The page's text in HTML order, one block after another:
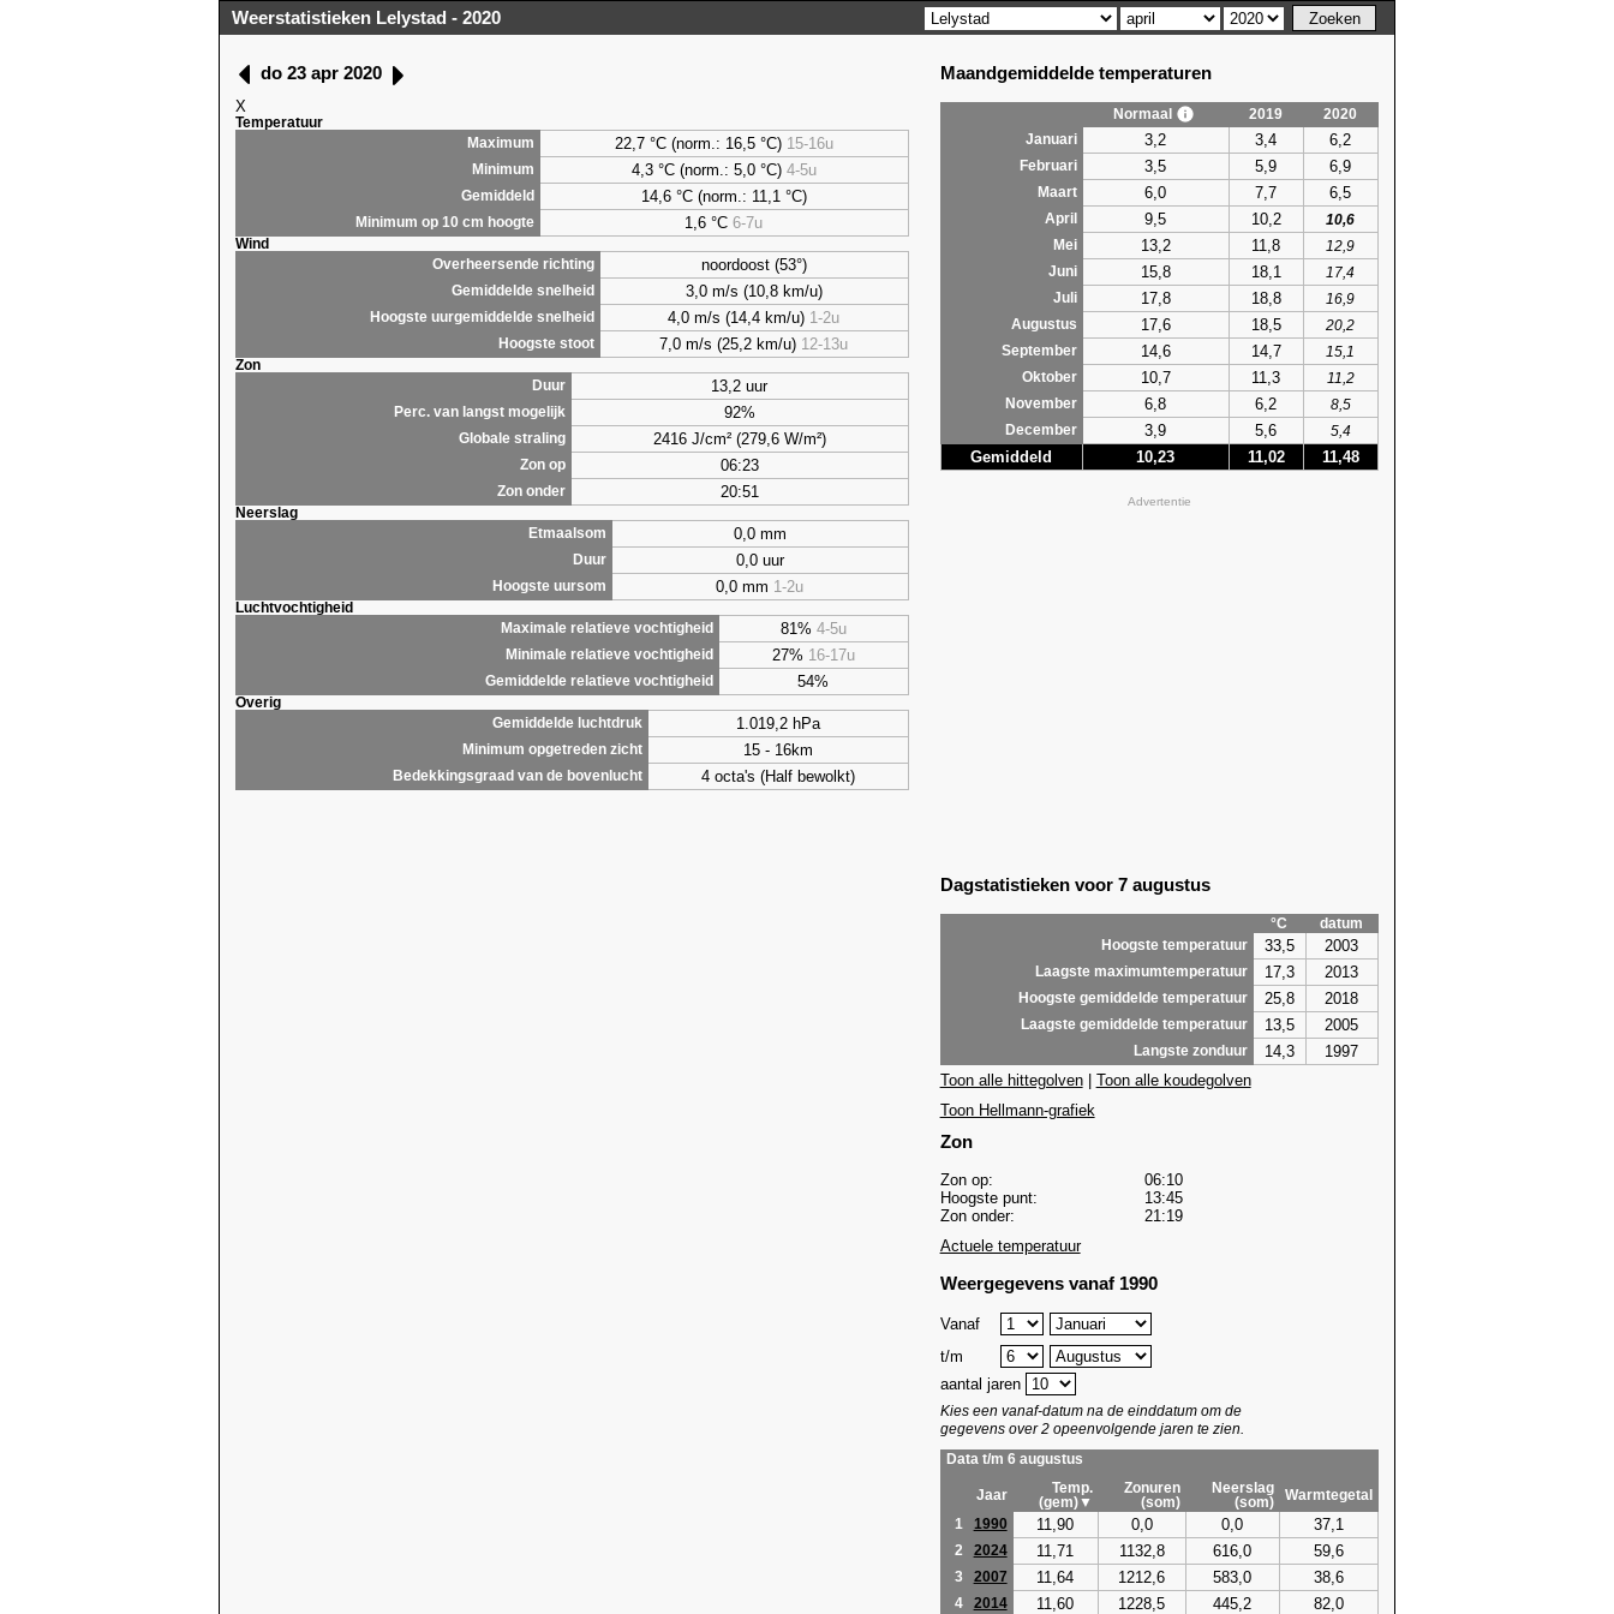
Weerstatistieken Lelystad - 2020
do 23 apr 2020
X
Temperatuur
Maximum
22,7 °C (norm.: 16,5 °C) 15-16u
Minimum 4,3°C (norm.: 5,0 °C) 4-5u
Gemiddeld 14,6 °C (norm.: 11,1 °C)
Minimum op 10 cm hoogte 1,6 °C6-7u
Wind
Overheersende richting
noordoost (53°)
Gemiddelde snelheid 3,0 m/s (10,8 km/u)
Hoogste uurgemiddelde snelheid 4,0 m/s (14,4 km/u) 1-2u
Hoogste stoot 7,0 m/s (25,2 km/u) 12-13u
Zon
Duur
13,2 uur
Perc. van langst mogelijk 92%
Globale straling 2416 J/cm² (279,6 W/m²)
Zon op 06:23
Zon onder 20:51
Neerslag
Etmaalsom
0,0 mm
Duur 0,0 uur
Hoogste uursom 0,0 mm 1-2u
Luchtvochtigheid
Maximale relatieve vochtigheid
81% 4-5u
Minimale relatieve vochtigheid 27% 16-17u
Gemiddelde relatieve vochtigheid 54%
Overig
Gemiddelde luchtdruk
1.019,2 hPa
Minimum opgetreden zicht 15 - 16km
Bedekkingsgraad van de bovenlucht 4 octa's (Half bewolkt)
Maandgemiddelde temperaturen
Normaal 2019
2020
Januari
3,2 3,4 6,2
Februari 3,5 5,9 6,9
Maart 6,0 7,7 6,5
April 9,5 10,2
10,6
Mei
13,2 11,8
12,9
Juni
15,8 18,1
17,4
Juli
17,8 18,8
16,9
Augustus
17,6 18,5
20,2
September
14,6 14,7
15,1
Oktober
10,7 11,3
11,2
November
6,8 6,2
8,5
December
3,9 5,6 5,4
Gemiddeld 10,23 11,02 11,48
Advertentie
Dagstatistieken voor 7 augustus
°C
datum
Hoogste temperatuur
33,5 2003
Laagste maximumtemperatuur 17,3 2013
Hoogste gemiddelde temperatuur 25,8 2018
Laagste gemiddelde temperatuur 13,5 2005
Langste zonduur 14,3
1997
Toon alle hittegolven| Toon alle koudegolven
Toon Hellmann-grafiek
Zon
Zon op:
06:10
Hoogste punt:
13:45
Zon onder:
21:19
Actuele temperatuur
Weergegevens vanaf 1990
Vanaf
t/m
aantal jaren
Kies een vanaf-datum na de einddatum om de
gegevens over 2 opeenvolgende jaren te zien.
Data t/m 6 augustus
Jaar
Temp.
(gem)▼
Zonuren
(som)
Neerslag
(som)
Warmtegetal
1
1990 11,90 0,0 0,0 37,1
2 2024 11,71 1132,8 616,0 59,6
3 2007 11,64 1212,6 583,0 38,6
4 2014 11,60 1228,5 445,2 82,0